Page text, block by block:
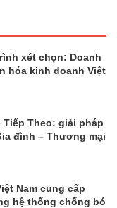
xét chọn: Doanh
hóa kinh doanh Việt
Tiếp Theo: giải pháp
đình – Thương mại
Nam cung cấp
hệ thống chống bó